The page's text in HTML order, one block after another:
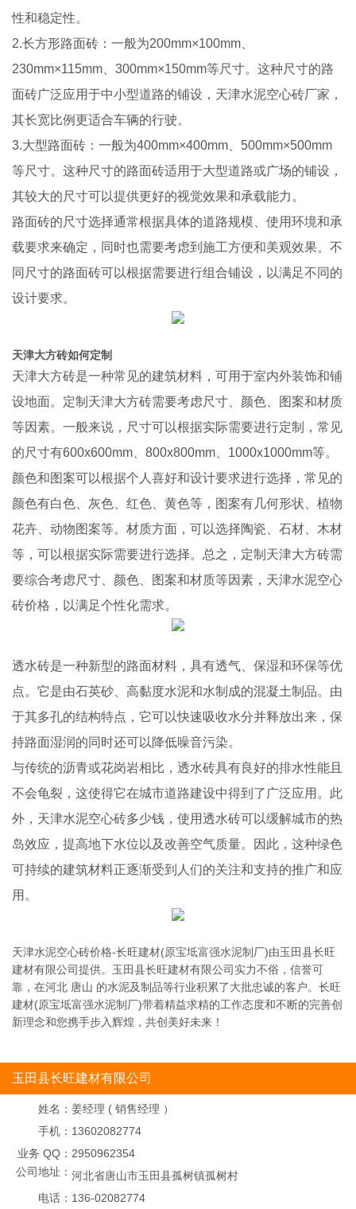
性和稳定性。
2.长方形路面砖：一般为200mm×100mm、
230mm×115mm、300mm×150mm等尺寸。这种尺寸的路
面砖广泛应用于中小型道路的铺设，天津水泥空心砖厂家，
其长宽比例更适合车辆的行驶。
3.大型路面砖：一般为400mm×400mm、500mm×500mm
等尺寸。这种尺寸的路面砖适用于大型道路或广场的铺设，
其较大的尺寸可以提供更好的视觉效果和承载能力。
路面砖的尺寸选择通常根据具体的道路规模、使用环境和承
载要求来确定，同时也需要考虑到施工方便和美观效果。不
同尺寸的路面砖可以根据需要进行组合铺设，以满足不同的
设计要求。
天津大方砖如何定制
天津大方砖是一种常见的建筑材料，可用于室内外装饰和铺
设地面。定制天津大方砖需要考虑尺寸、颜色、图案和材质
等因素。一般来说，尺寸可以根据实际需要进行定制，常见
的尺寸有600x600mm、800x800mm、1000x1000mm等。
颜色和图案可以根据个人喜好和设计要求进行选择，常见的
颜色有白色、灰色、红色、黄色等，图案有几何形状、植物
花卉、动物图案等。材质方面，可以选择陶瓷、石材、木材
等，可以根据实际需要进行选择。总之，定制天津大方砖需
要综合考虑尺寸、颜色、图案和材质等因素，天津水泥空心
砖价格，以满足个性化需求。
透水砖是一种新型的路面材料，具有透气、保湿和环保等优
点。它是由石英砂、高黏度水泥和水制成的混凝土制品。由
于其多孔的结构特点，它可以快速吸收水分并释放出来，保
持路面湿润的同时还可以降低噪音污染。
与传统的沥青或花岗岩相比，透水砖具有良好的排水性能且
不会龟裂，这使得它在城市道路建设中得到了广泛应用。此
外，天津水泥空心砖多少钱，使用透水砖可以缓解城市的热
岛效应，提高地下水位以及改善空气质量。因此，这种绿色
可持续的建筑材料正逐渐受到人们的关注和支持的推广和应
用。
天津水泥空心砖价格-长旺建材(原宝坻富强水泥制厂)由玉田县长旺
建材有限公司提供。玉田县长旺建材有限公司实力不俗，信誉可
靠，在河北 唐山 的水泥及制品等行业积累了大批忠诚的客户。长旺
建材(原宝坻富强水泥制厂)带着精益求精的工作态度和不断的完善创
新理念和您携手步入辉煌，共创美好未来！
玉田县长旺建材有限公司
姓名： 姜经理 ( 销售经理 ）
手机： 13602082774
业务 QQ： 2950962354
公司地址： 河北省唐山市玉田县孤树镇孤树村
电话： 136-02082774